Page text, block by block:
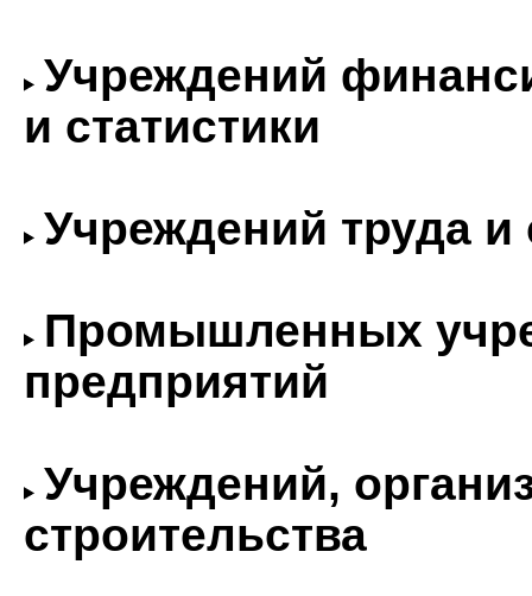
Учреждений
и статистики
Учреждений труда и
Промышленных
предприятий
Учреждений,
строительства